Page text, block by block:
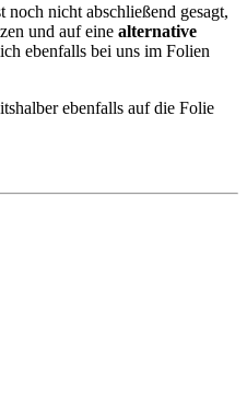
nicht abschließend gesagt,
und auf eine alternative
ebenfalls bei uns im Folien
ebenfalls auf die Folie